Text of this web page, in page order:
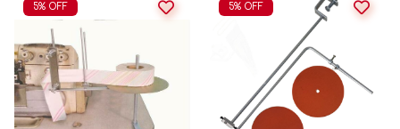
5% OFF 5% OFF